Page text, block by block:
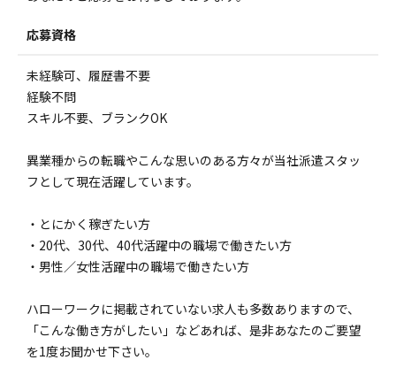
応募資格
未経験可、履歴書不要
経験不問
スキル不要、ブランクOK
異業種からの転職やこんな思いのある方々が当社派遣スタッ
フとして現在活躍しています。
・とにかく稼ぎたい方
・20代、30代、40代活躍中の職場で働きたい方
・男性／女性活躍中の職場で働きたい方
ハローワークに掲載されていない求人も多数ありますので、
「こんな働き方がしたい」などあれば、是非あなたのご要望
を1度お聞かせ下さい。